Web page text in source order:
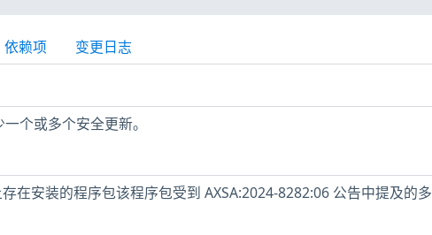
依赖项 变更日志
个或多个安全更新。
在安装的程序包该程序包受到 AXSA:2024-8282:06 公告中提及的多